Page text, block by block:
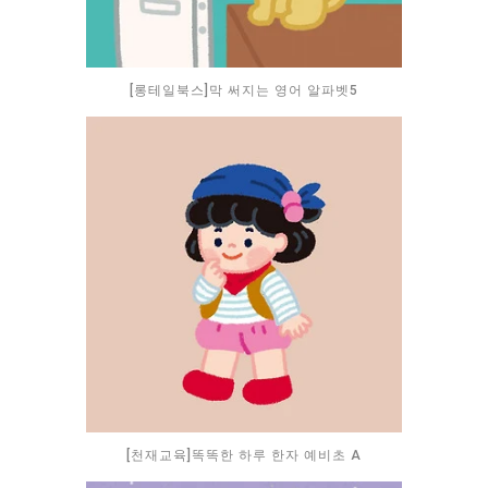
[롱테일북스]막 써지는 영어 알파벳5
[천재교육]똑똑한 하루 한자 예비초 A